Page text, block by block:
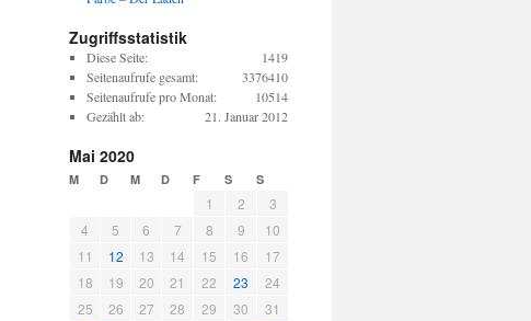
Zugriffsstatistik
1419
Diese Seite:
3376410
Seitenaufrufe gesamt:
10514
Seitenaufrufe pro Monat:
21. Januar 2012
Gezählt ab:
Mai 2020
M D M D F S S
1 2
3
4
5 6 7 8 9
10
11
12 13 14 15 16
17
18
19 20 21 22 23
24
25
26 27 28 29 30
31